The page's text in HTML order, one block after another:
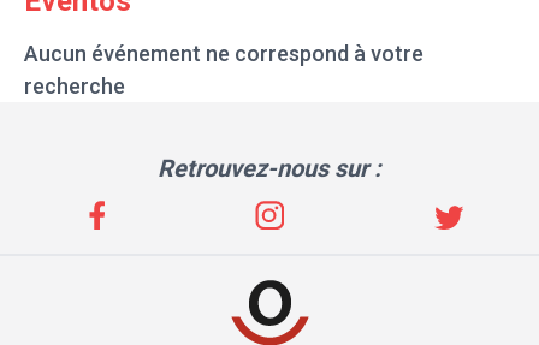
Aucun événement ne correspond à votre
recherche
Retrouvez-nous sur :